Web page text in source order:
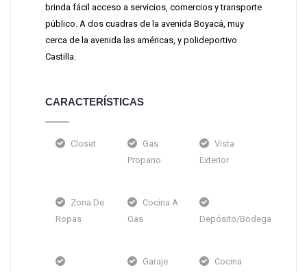
brinda fácil acceso a servicios, comercios y transporte
público. A dos cuadras de la avenida Boyacá, muy
cerca de la avenida las américas, y polideportivo
Castilla.
CARACTERÍSTICAS
Closet
Gas
Propano
Vista
Exterior
Zona De
Ropas
Cocina A
Gas
Depósito/Bodega
Garaje
Cocina